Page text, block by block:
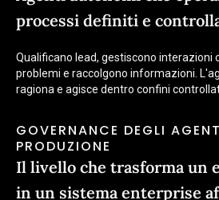
processi definiti e
Qualificano lead, gestiscono interazioni
problemi e raccolgono informazioni.
ragiona e agisce dentro confini
GOVERNANCE DEGLI
PRODUZIONE
Il livello che trasforma un
in un sistema enterprise